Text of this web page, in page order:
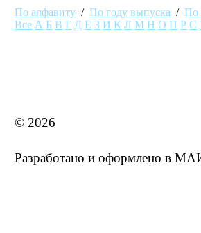
По алфавиту /По году выпуска /По
Все А Б В Г Д Е З И К Л М Н О П Р С
© 2026
Разработано и оформлено в